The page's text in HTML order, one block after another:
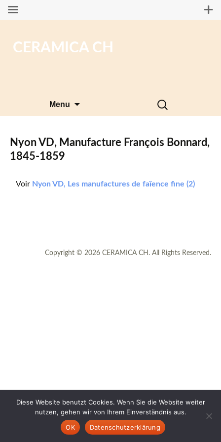
CERAMICA CH
Menu
Rechercher :
Nyon VD, Manufacture François Bonnard,
1845-1859
Voir Nyon VD, Les manufactures de faïence fine (2)
Copyright © 2026 CERAMICA CH. All Rights Reserved.
Diese Website benutzt Cookies. Wenn Sie die Website weiter
nutzen, gehen wir von Ihrem Einverständnis aus.
OK
Datenschutzerklärung